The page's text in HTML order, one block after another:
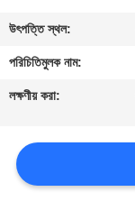
মান
নিয়ন্ত্রণ
করুন
উৎপত্তি স্থল:
পরিচিতিমুলক নাম:
লক্ষণীয় করা: